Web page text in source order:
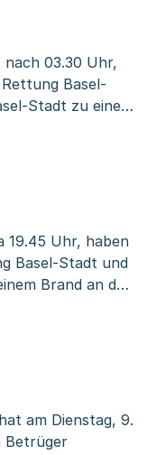
03.30 Uhr,
Basel-
Stadt zu einem
Holeestrasse
Personen ins
als sie sich
wollte.
19.45 Uhr, haben
Basel-Stadt und
Brand an der
hatten das
ins
am Dienstag, 9.
Betrüger